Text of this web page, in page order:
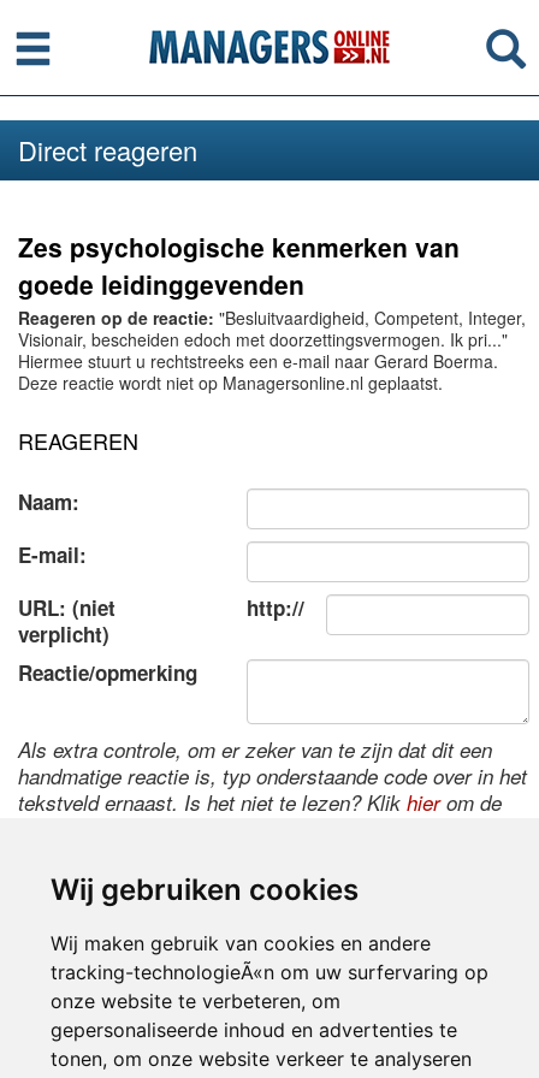
Wij gebruiken cookies
Wij maken gebruik van cookies en andere
tracking-technologieÃ«n om uw surfervaring op
onze website te verbeteren, om
gepersonaliseerde inhoud en advertenties te
tonen, om onze website verkeer te analyseren
Menu
Direct reageren
Zes psychologische kenmerken van
goede leidinggevenden
Reageren op de reactie: "Besluitvaardigheid, Competent, Integer,
Visionair, bescheiden edoch met doorzettingsvermogen. Ik pri..."
Hiermee stuurt u rechtstreeks een e-mail naar Gerard Boerma.
Deze reactie wordt niet op Managersonline.nl geplaatst.
REAGEREN
Naam:
E-mail:
URL: (niet
verplicht)
http://
Reactie/opmerking
Als extra controle, om er zeker van te zijn dat dit een
handmatige reactie is, typ onderstaande code over in het
tekstveld ernaast. Is het niet te lezen? Klik hierom de